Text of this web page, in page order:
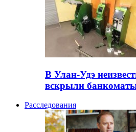
В Улан-Удэ
вскрыли
Расследования